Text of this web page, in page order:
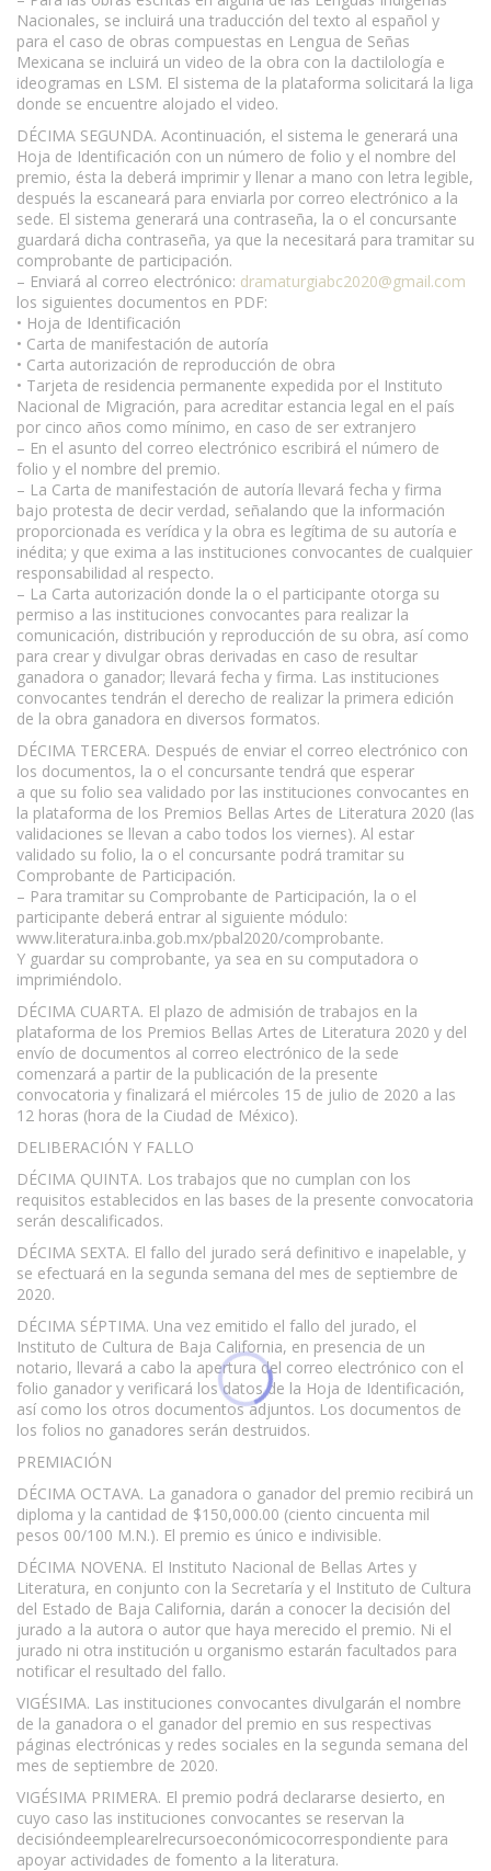
Nacionales, se incluirá una traducción del texto al español y
para el caso de obras compuestas en Lengua de Señas
Mexicana se incluirá un video de la obra con la dactilología e
ideogramas en LSM. El sistema de la plataforma solicitará la liga
donde se encuentre alojado el video.
DÉCIMA SEGUNDA. Acontinuación, el sistema le generará una
Hoja de Identificación con un número de folio y el nombre del
premio, ésta la deberá imprimir y llenar a mano con letra legible,
después la escaneará para enviarla por correo electrónico a la
sede. El sistema generará una contraseña, la o el concursante
guardará dicha contraseña, ya que la necesitará para tramitar su
comprobante de participación.
– Enviará al correo electrónico: dramaturgiabc2020@gmail.com
los siguientes documentos en PDF:
• Hoja de Identificación
• Carta de manifestación de autoría
• Carta autorización de reproducción de obra
• Tarjeta de residencia permanente expedida por el Instituto
Nacional de Migración, para acreditar estancia legal en el país
por cinco años como mínimo, en caso de ser extranjero
– En el asunto del correo electrónico escribirá el número de
folio y el nombre del premio.
– La Carta de manifestación de autoría llevará fecha y firma
bajo protesta de decir verdad, señalando que la información
proporcionada es verídica y la obra es legítima de su autoría e
inédita; y que exima a las instituciones convocantes de cualquier
responsabilidad al respecto.
– La Carta autorización donde la o el participante otorga su
permiso a las instituciones convocantes para realizar la
comunicación, distribución y reproducción de su obra, así como
para crear y divulgar obras derivadas en caso de resultar
ganadora o ganador; llevará fecha y firma. Las instituciones
convocantes tendrán el derecho de realizar la primera edición
de la obra ganadora en diversos formatos.
DÉCIMA TERCERA. Después de enviar el correo electrónico con
los documentos, la o el concursante tendrá que esperar
a que su folio sea validado por las instituciones convocantes en
la plataforma de los Premios Bellas Artes de Literatura 2020 (las
validaciones se llevan a cabo todos los viernes). Al estar
validado su folio, la o el concursante podrá tramitar su
Comprobante de Participación.
– Para tramitar su Comprobante de Participación, la o el
participante deberá entrar al siguiente módulo:
www.literatura.inba.gob.mx/pbal2020/comprobante.
Y guardar su comprobante, ya sea en su computadora o
imprimiéndolo.
DÉCIMA CUARTA. El plazo de admisión de trabajos en la
plataforma de los Premios Bellas Artes de Literatura 2020 y del
envío de documentos al correo electrónico de la sede
comenzará a partir de la publicación de la presente
convocatoria y finalizará el miércoles 15 de julio de 2020 a las
12 horas (hora de la Ciudad de México).
DELIBERACIÓN Y FALLO
DÉCIMA QUINTA. Los trabajos que no cumplan con los
requisitos establecidos en las bases de la presente convocatoria
serán descalificados.
DÉCIMA SEXTA. El fallo del jurado será definitivo e inapelable, y
se efectuará en la segunda semana del mes de septiembre de
2020.
DÉCIMA SÉPTIMA. Una vez emitido el fallo del jurado, el
Instituto de Cultura de Baja California, en presencia de un
notario, llevará a cabo la apertura del correo electrónico con el
folio ganador y verificará los datos de la Hoja de Identificación,
así como los otros documentos adjuntos. Los documentos de
los folios no ganadores serán destruidos.
PREMIACIÓN
DÉCIMA OCTAVA. La ganadora o ganador del premio recibirá un
diploma y la cantidad de $150,000.00 (ciento cincuenta mil
pesos 00/100 M.N.). El premio es único e indivisible.
DÉCIMA NOVENA. El Instituto Nacional de Bellas Artes y
Literatura, en conjunto con la Secretaría y el Instituto de Cultura
del Estado de Baja California, darán a conocer la decisión del
jurado a la autora o autor que haya merecido el premio. Ni el
jurado ni otra institución u organismo estarán facultados para
notificar el resultado del fallo.
VIGÉSIMA. Las instituciones convocantes divulgarán el nombre
de la ganadora o el ganador del premio en sus respectivas
páginas electrónicas y redes sociales en la segunda semana del
mes de septiembre de 2020.
VIGÉSIMA PRIMERA. El premio podrá declararse desierto, en
cuyo caso las instituciones convocantes se reservan la
decisióndeemplearelrecursoeconómicocorrespondiente para
apoyar actividades de fomento a la literatura.